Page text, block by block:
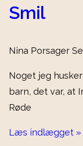
Smil
Nina Porsager
Noget jeg
barn, det var, at
Røde
Læs indlægget »